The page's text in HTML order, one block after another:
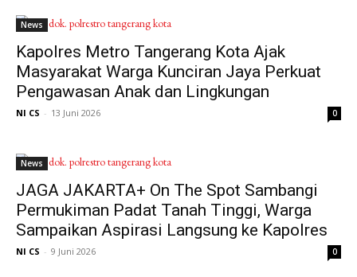
News
Kapolres Metro Tangerang Kota Ajak
Masyarakat Warga Kunciran Jaya Perkuat
Pengawasan Anak dan Lingkungan
NI CS - 13 Juni 2026 0
News
JAGA JAKARTA+ On The Spot Sambangi
Permukiman Padat Tanah Tinggi, Warga
Sampaikan Aspirasi Langsung ke Kapolres
NI CS - 9 Juni 2026 0